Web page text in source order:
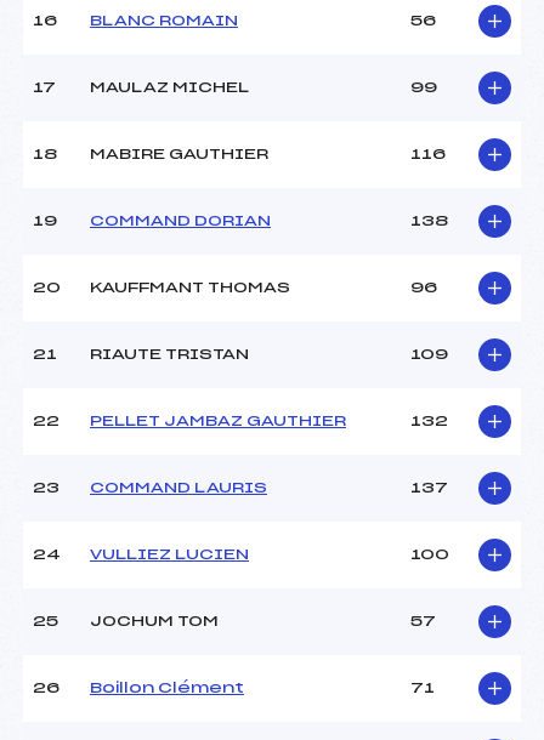
Pénalité appliquée :
255.0000
16 BLANC ROMAIN 56
17 MAULAZ MICHEL 99
18 MABIRE GAUTHIER 116
19 COMMAND DORIAN 138
20 KAUFFMANT THOMAS 96
21 RIAUTE TRISTAN 109
22 PELLET JAMBAZ GAUTHIER 132
23 COMMAND LAURIS 137
24 VULLIEZ LUCIEN 100
25 JOCHUM TOM 57
26 Boillon Clément 71